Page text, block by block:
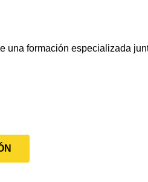
formación especializada